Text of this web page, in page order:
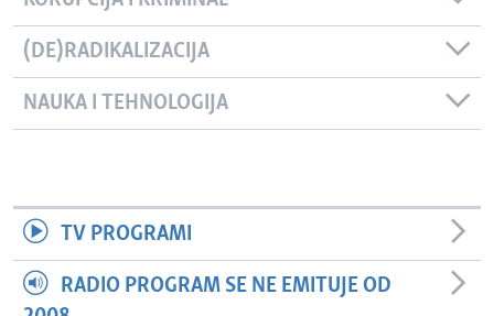
(DE)RADIKALIZACIJA
NAUKA I TEHNOLOGIJA
TV PROGRAMI
RADIO PROGRAM SE NE EMITUJE OD